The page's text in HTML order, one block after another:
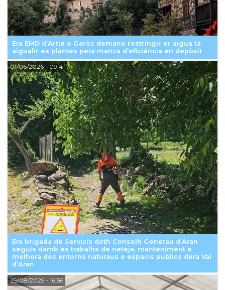
Era EMD d’Artie e Garòs demane restringir er aigua tà
aigualir es plantes pera manca d’eficiéncia en depòsit
Era brigada de Servicis deth Conselh Generau d’Aran
seguís damb es trabalhs de neteja, manteniment e
melhora des entorns naturaus e espacis publics dera Val
d’Aran
01/06/2026- 09:41
29/08/2025- 16:56